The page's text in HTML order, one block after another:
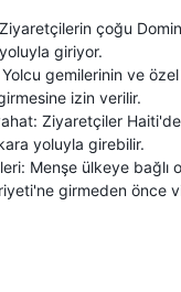
çoğu
giriyor.
gemilerinin ve özel
izin verilir.
Ziyaretçiler
yoluyla girebilir.
Menşe ülkeye bağlı
girmeden önce